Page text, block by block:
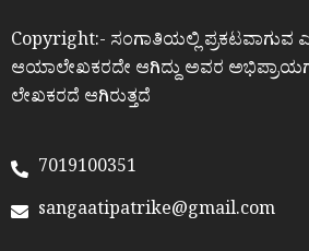
Copyright:- ಸಂಗಾತಿಯಲ್ಲಿ ಪ್ರಕಟವಾಗುವ
ಆಯಾಲೇಖಕರದೇ ಆಗಿದ್ದು ಅವರ
ಲೇಖಕರದೆ ಆಗಿರುತ್ತದೆ
7019100351
sangaatipatrike@gmail.com